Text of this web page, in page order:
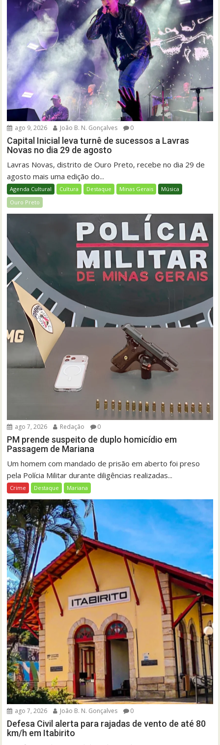
ago 9, 2026 João B. N. Gonçalves 0
Capital Inicial leva turnê de sucessos a Lavras
Novas no dia 29 de agosto
Lavras Novas, distrito de Ouro Preto, recebe no dia 29 de
agosto mais uma edição do...
Agenda Cultural Cultura Destaque Minas Gerais
Música
Ouro Preto
ago 7, 2026 Redação 0
PM prende suspeito de duplo homicídio em
Passagem de Mariana
Um homem com mandado de prisão em aberto foi preso
pela Polícia Militar durante diligências realizadas...
Crime Destaque Mariana
ago 7, 2026 João B. N. Gonçalves 0
Defesa Civil alerta para rajadas de vento de até 80
km/h em Itabirito